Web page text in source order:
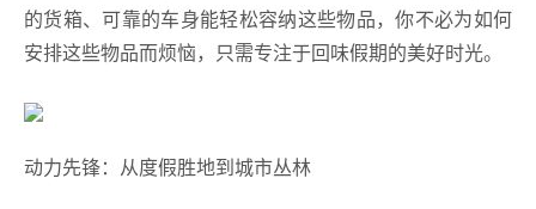
的货箱、可靠的车身能轻松容纳这些物品，你不必为如何
安排这些物品而烦恼，只需专注于回味假期的美好时光。
动力先锋：从度假胜地到城市丛林